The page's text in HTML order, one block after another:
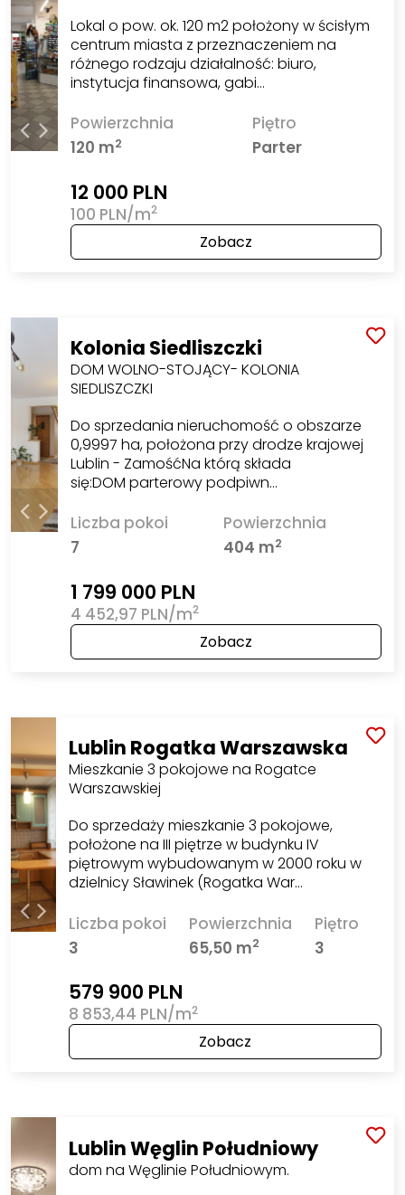
Lokal o pow. ok. 120 m2 położony w ścisłym
centrum miasta z przeznaczeniem na
różnego rodzaju działalność: biuro,
instytucja finansowa, gabi…
Powierzchnia
120 m2
Piętro
Parter
12 000 PLN
100 PLN/m2
Zobacz
Kolonia Siedliszczki
DOM WOLNO-STOJĄCY- KOLONIA
SIEDLISZCZKI
Do sprzedania nieruchomość o obszarze
0,9997 ha, położona przy drodze krajowej
Lublin - ZamośćNa którą składa
się:DOM parterowy podpiwn…
Liczba pokoi
7
Powierzchnia
404 m2
1 799 000 PLN
4 452,97 PLN/m2
Zobacz
Lublin Rogatka Warszawska
Mieszkanie 3 pokojowe na Rogatce
Warszawskiej
Do sprzedaży mieszkanie 3 pokojowe,
położone na III piętrze w budynku IV
piętrowym wybudowanym w 2000 roku w
dzielnicy Sławinek (Rogatka War…
Liczba pokoi
3
Powierzchnia
65,50 m2
Piętro
3
579 900 PLN
8 853,44 PLN/m2
Zobacz
Lublin Węglin Południowy
dom na Węglinie Południowym.